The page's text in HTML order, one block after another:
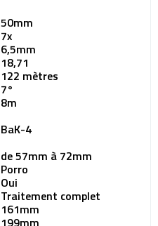
50mm
7x
6,5mm
18,71
122 mètres
7°
8m
BaK-4
de 57mm à 72mm
Porro
Oui
Traitement complet
161mm
199mm